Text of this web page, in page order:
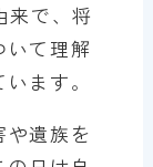
来で、将
いて理解
ます。
や遺族を